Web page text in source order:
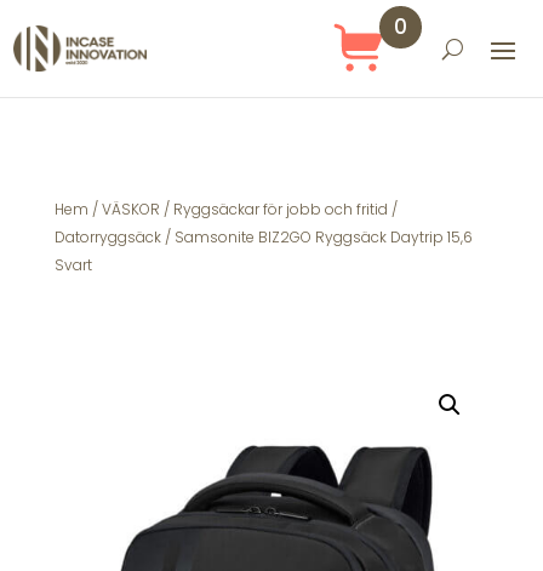
0
Hem /VÄSKOR / Ryggsäckar för jobb och fritid /
Datorryggsäck/ Samsonite BIZ2GO Ryggsäck Daytrip 15,6
Svart